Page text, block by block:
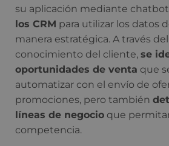
su aplicación mediante
los CRM para utilizar los datos
manera estratégica. A través
conocimiento del cliente, se
oportunidades de venta que
automatizar con el envío de
promociones, pero también
líneas de negocio que
competencia.